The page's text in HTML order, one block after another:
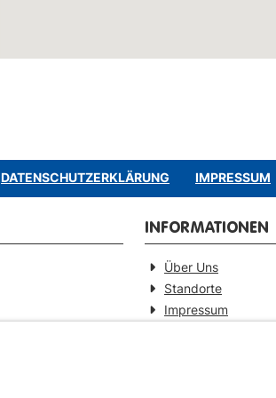
DATENSCHUTZERKLÄRUNG IMPRESSUM
INFORMATIONEN
Über Uns
Standorte
Impressum